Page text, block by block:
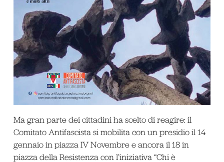
Ma gran parte dei cittadini ha scelto di reagire: il
Comitato Antifascista si mobilita con un presidio il 14
gennaio in piazza IV Novembre e ancora il 18 in
piazza della Resistenza con l’iniziativa “Chi è